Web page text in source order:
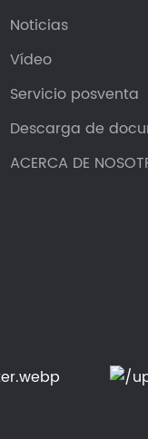
Noticias
Vídeo
Servicio posventa
Descarga de
ACERCA DE